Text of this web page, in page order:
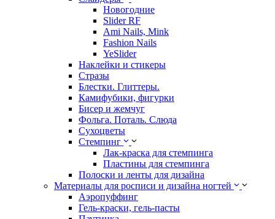
Новогодние
Slider RF
Ami Nails, Mink
Fashion Nails
YeSlider
Наклейки и стикеры
Стразы
Блестки. Глиттеры.
Камифубики, фигурки
Бисер и жемчуг
Фольга. Поталь. Слюда
Сухоцветы
Стемпинг
Лак-краска для стемпинга
Пластины для стемпинга
Полоски и ленты для дизайна
Материалы для росписи и дизайна ногтей
Аэропуффинг
Гель-краски, гель-пасты